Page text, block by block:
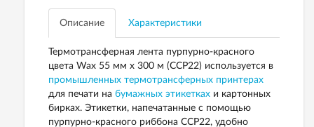
Описание Характеристики
Термотрансферная лента пурпурно-красного
цвета Wax 55 мм х 300 м (ССР22) используется в
промышленных термотрансферных принтерах
для печати на бумажных этикетках и картонных
бирках. Этикетки, напечатанные с помощью
пурпурно-красного риббона ССР22, удобно